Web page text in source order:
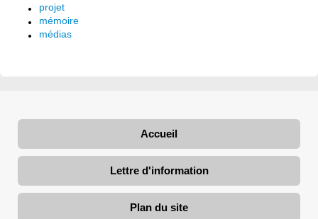
projet
mémoire
médias
Accueil
Lettre d'information
Plan du site